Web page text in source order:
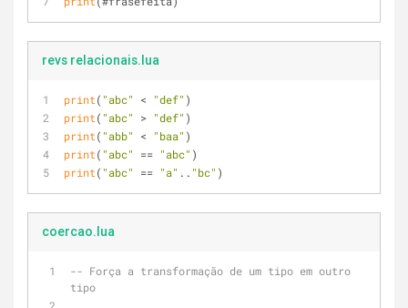
revs relacionais.lua
print( "abc" < "def" )
print( "abc" > "def" )
print( "abb" < "baa" )
print( "abc" == "abc" )
print( "abc" == "a" .. "bc" )
coercao.lua
-- Força a transformação de um tipo em outro
tipo